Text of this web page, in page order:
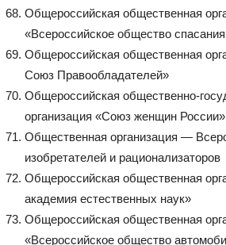
Общероссийская общественная
«Всероссийское общество
Общероссийская общественная
Союз Правообладателей»
Общероссийская общественно-
организация «Союз женщин России»
Общественная организация —
изобретателей и рационализаторов
Общероссийская общественная
академия естественных наук»
Общероссийская общественная
«Всероссийское общество